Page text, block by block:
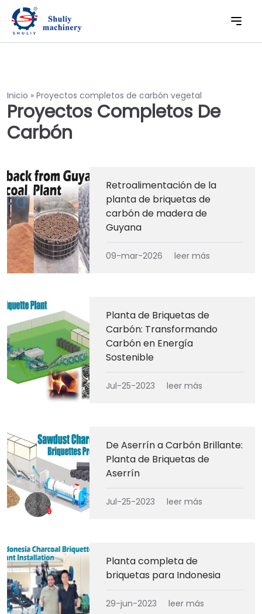
Inicio » Proyectos completos de carbón vegetal
Proyectos Completos De
Carbón
Retroalimentación de la
planta de briquetas de
carbón de madera de
Guyana
09-mar-2026 leer más
Planta de Briquetas de
Carbón: Transformando
Carbón en Energía
Sostenible
Jul-25-2023 leer más
De Aserrín a Carbón Brillante:
Planta de Briquetas de
Aserrín
Jul-25-2023 leer más
Planta completa de
briquetas para Indonesia
29-jun-2023 leer más